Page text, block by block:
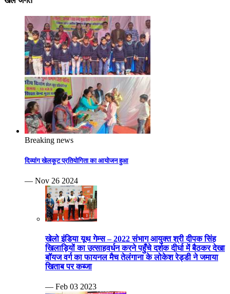
Breaking news
दिव्यांग खेलकूट प्रतियोगिता का आयोजन हुआ
— Nov 26 2024
खेलो इंडिया यूथ गेम्स – 2022 संभाग आयुक्त श्री दीपक सिंह
खिलाड़ियों का उत्साहवर्धन करने पहुँचे दर्शक दीर्घा में बैठकर देखा
बॉयज वर्ग का फायनल मैच तेलंगाना के लोकेश रेड्डी ने जमाया
खिताब पर कब्जा
— Feb 03 2023